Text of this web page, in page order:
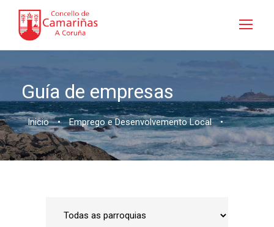
Guía de empresas
Inicio • Emprego e Desenvolvemento Local •